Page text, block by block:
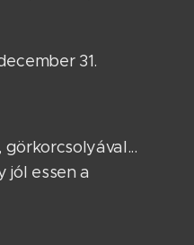
31.
görkorcsolyával...
jól essen a